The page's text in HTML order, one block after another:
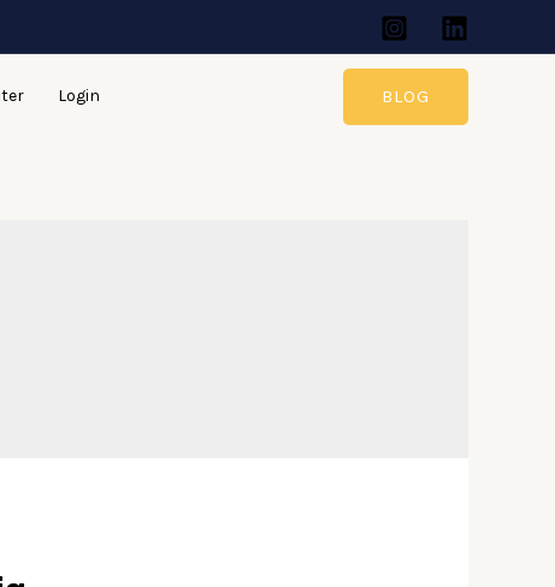
Login BLOG